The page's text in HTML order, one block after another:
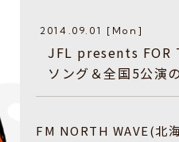
2014.09.01 [Mon]
JFL presents FOR
ソング＆全国5公演
FM NORTH WAVE(北